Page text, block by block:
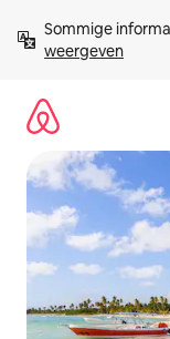
direct
naar
Sommige
weergeven